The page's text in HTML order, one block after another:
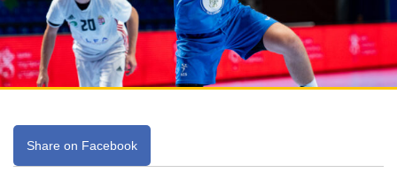
Share on Facebook